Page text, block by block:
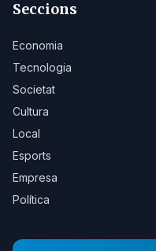
Seccions
Economia
Tecnologia
Societat
Cultura
Local
Esports
Empresa
Política